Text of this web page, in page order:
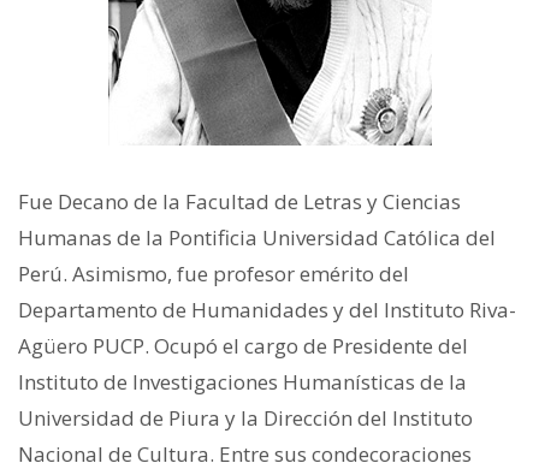
Fue Decano de la Facultad de Letras y Ciencias
Humanas de la Pontificia Universidad Católica del
Perú. Asimismo, fue profesor emérito del
Departamento de Humanidades y del Instituto Riva-
Agüero PUCP. Ocupó el cargo de Presidente del
Instituto de Investigaciones Humanísticas de la
Universidad de Piura y la Dirección del Instituto
Nacional de Cultura. Entre sus condecoraciones